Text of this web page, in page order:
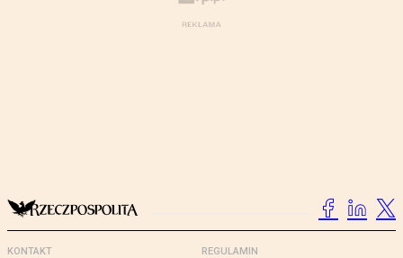
KONTAKT REGULAMIN